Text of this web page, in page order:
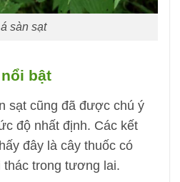
sàn sạt
bật
sạt cũng đã được chú ý
độ nhất định. Các kết
đây là cây thuốc có
thác trong tương lai.